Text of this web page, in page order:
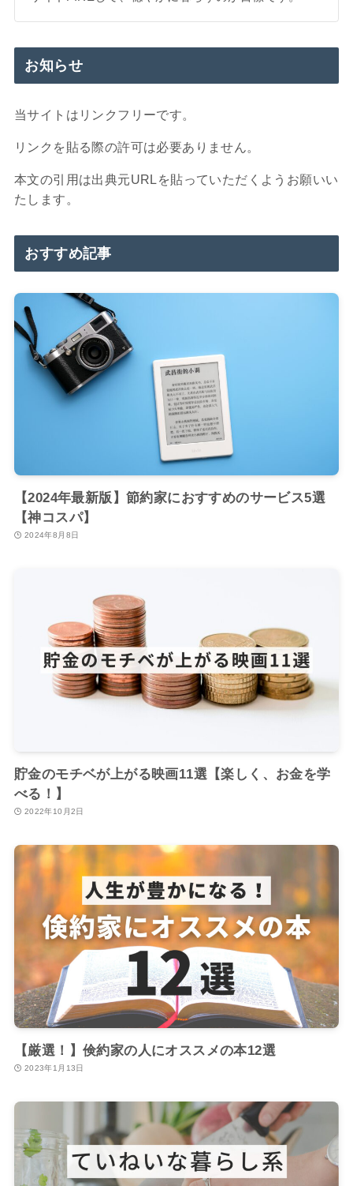
お知らせ
当サイトはリンクフリーです。
リンクを貼る際の許可は必要ありません。
本文の引用は出典元URLを貼っていただくようお願いい
たします。
おすすめ記事
【2024年最新版】節約家におすすめのサービス5選
【神コスパ】
2024年8月8日
貯金のモチベが上がる映画11選【楽しく、お金を学
べる！】
2022年10月2日
【厳選！】倹約家の人にオススメの本12選
2023年1月13日